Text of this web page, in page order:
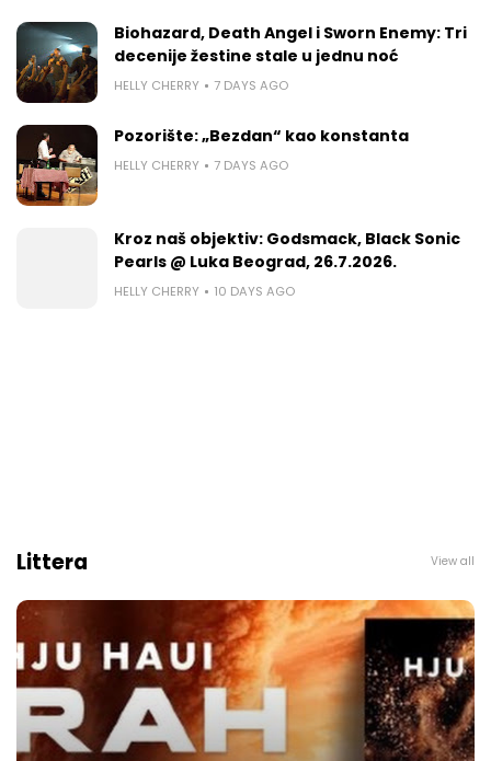
Biohazard, Death Angel i Sworn Enemy: Tri
decenije žestine stale u jednu noć
HELLY CHERRY 7 DAYS AGO
Pozorište: „Bezdan“ kao konstanta
HELLY CHERRY 7 DAYS AGO
Kroz naš objektiv: Godsmack, Black Sonic
Pearls @ Luka Beograd, 26.7.2026.
HELLY CHERRY 10 DAYS AGO
Littera View all